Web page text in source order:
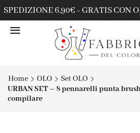
SPEDIZIONE 6,90€ - GRATIS CON
Home OLO
Set OLO
URBAN SET – 8 pennarelli punta
compilare